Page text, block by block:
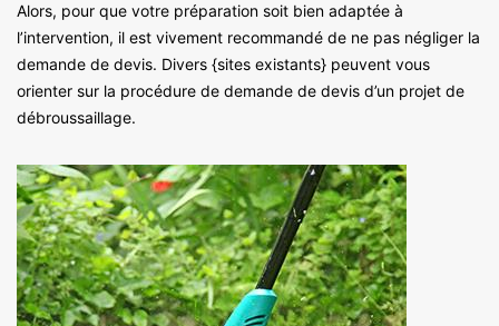
Alors, pour que votre préparation soit bien adaptée à
l’intervention, il est vivement recommandé de ne pas négliger la
demande de devis. Divers {sites existants} peuvent vous
orienter sur la procédure de demande de devis d’un projet de
débroussaillage.